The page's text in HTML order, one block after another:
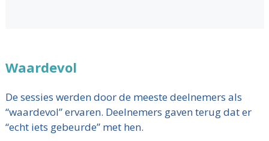
Waardevol
De sessies werden door de meeste deelnemers als
“waardevol” ervaren. Deelnemers gaven terug dat er
“echt iets gebeurde” met hen.